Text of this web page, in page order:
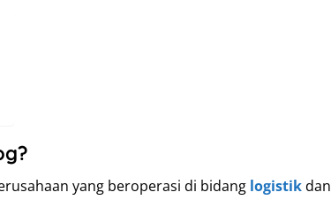
yang beroperasi di bidang logistikdan